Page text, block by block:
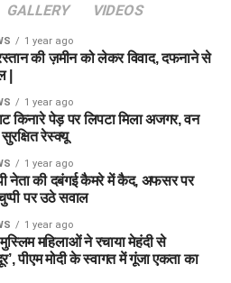
GALLERY VIDEOS
1 year ago
की ज़मीन को लेकर विवाद, दफनाने से
|
1 year ago
किनारे पेड़ पर लिपटा मिला अजगर, वन
रेस्क्यू
1 year ago
नेता की दबंगई कैमरे में कैद, अफसर पर
पर उठे सवाल
1 year ago
महिलाओं ने रचाया मेहंदी से
पीएम मोदी के स्वागत में गूंजा एकता का